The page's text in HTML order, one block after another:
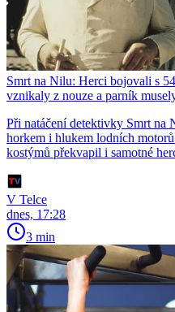
Smrt na Nilu: Herci bojovali s
vznikaly z nouze a parník
Při natáčení detektivky Smrt na
horkem i hlukem lodních
kostýmů překvapil i samotné
V Telce
dnes, 17:28
3 min